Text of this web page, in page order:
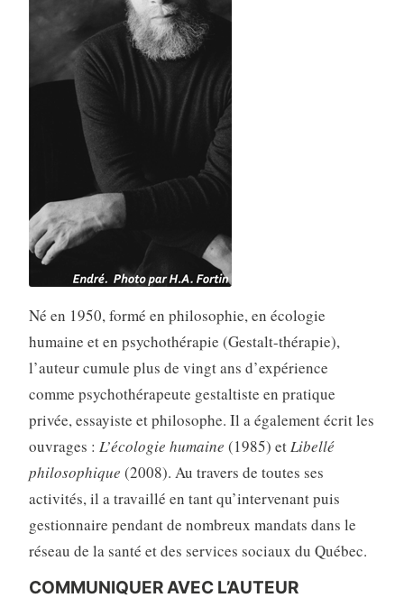
Né en 1950, formé en philosophie, en écologie
humaine et en psychothérapie (Gestalt-thérapie),
l’auteur cumule plus de vingt ans d’expérience
comme psychothérapeute gestal­tiste en pratique
privée, essayiste et philosophe. Il a égale­ment écrit les
ouvrages : L’écologie humaine (1985) etLibellé
philoso­phique (2008). Au travers de toutes ses
activités, il a travaillé en tant qu’intervenant puis
gestionnaire pendant de nombreux mandats dans le
réseau de la santé et des services sociaux du Québec.
COMMUNIQUER AVEC L’AUTEUR